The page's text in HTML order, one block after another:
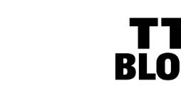
Ode an